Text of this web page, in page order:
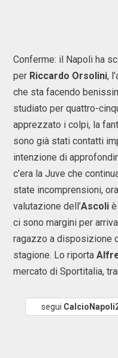
Conferme: il Napoli ha
per Riccardo Orsolini,
che sta facendo
studiato per quattro-
apprezzato i colpi, la
sono già stati contatti
intenzione di
c’era la Juve che
state incomprensioni,
valutazione dell’Ascoli
ci sono margini per
ragazzo a disposizione
stagione. Lo riporta
mercato di Sportitalia,
segui